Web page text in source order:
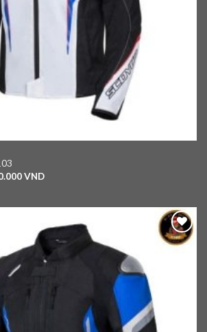
VND
Add to